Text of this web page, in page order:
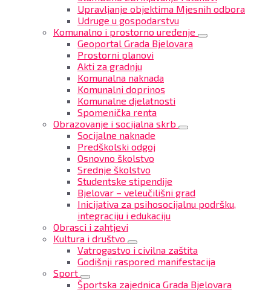
Upravljanje objektima Mjesnih odbora
Udruge u gospodarstvu
Komunalno i prostorno uređenje
Geoportal Grada Bjelovara
Prostorni planovi
Akti za gradnju
Komunalna naknada
Komunalni doprinos
Komunalne djelatnosti
Spomenička renta
Obrazovanje i socijalna skrb
Socijalne naknade
Predškolski odgoj
Osnovno školstvo
Srednje školstvo
Studentske stipendije
Bjelovar – veleučilišni grad
Inicijativa za psihosocijalnu podršku,
integraciju i edukaciju
Obrasci i zahtjevi
Kultura i društvo
Vatrogastvo i civilna zaštita
Godišnji raspored manifestacija
Sport
Športska zajednica Grada Bjelovara